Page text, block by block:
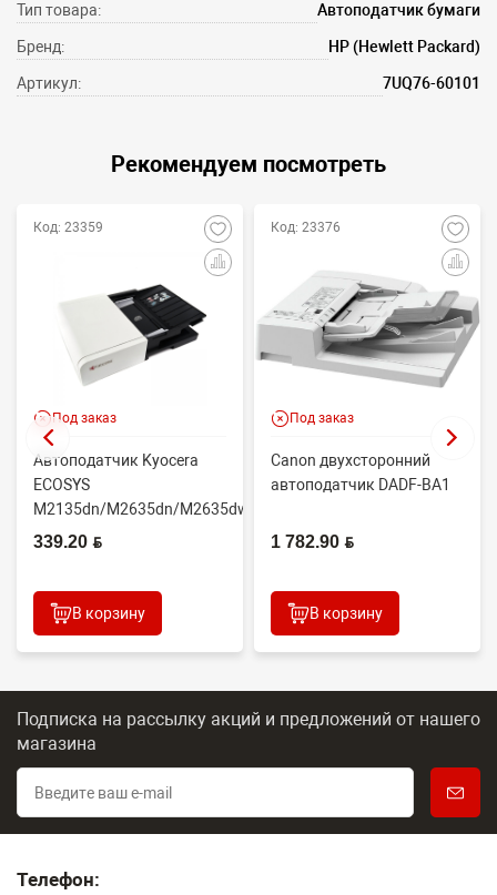
Тип товара: Автоподатчик бумаги
Бренд: HP (Hewlett Packard)
Артикул: 7UQ76-60101
Рекомендуем посмотреть
Код: 23359
Под заказ
Автоподатчик Kyocera
ECOSYS
M2135dn/M2635dn/M2635dw/M2735dw
(OEM) 302S093010
339.20 BYN
В корзину
Код: 23376
Под заказ
Canon двухсторонний
автоподатчик DADF-BA1
1 782.90 BYN
В корзину
Подписка на рассылку акций и предложений от нашего
магазина
Телефон: